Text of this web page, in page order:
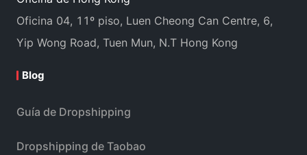
Oficina 04, 11º piso, Luen Cheong Can Centre, 6,
Yip Wong Road, Tuen Mun, N.T Hong Kong
Blog
Guía de Dropshipping
Dropshipping de Taobao